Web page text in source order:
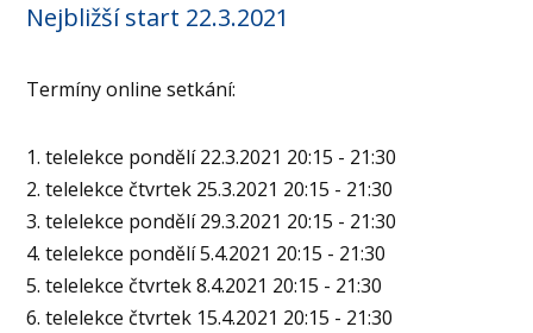
Nejbližší start 22.3.2021
Termíny online setkání:
1. telelekce pondělí 22.3.2021 20:15 - 21:30
2. telelekce čtvrtek 25.3.2021 20:15 - 21:30
3. telelekce pondělí 29.3.2021 20:15 - 21:30
4. telelekce pondělí 5.4.2021 20:15 - 21:30
5. telelekce čtvrtek 8.4.2021 20:15 - 21:30
6. telelekce čtvrtek 15.4.2021 20:15 - 21:30